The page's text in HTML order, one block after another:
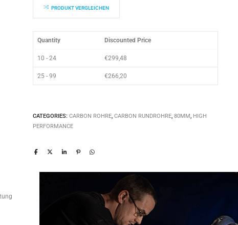
quantity
PRODUKT VERGLEICHEN
Quantity Discounted Price
10 - 24 €299,48
25 - 99 €266,20
CATEGORIES: CARBON ROHRE, CARBON RUNDROHRE, 80MM, HIGH
PERFORMANCE